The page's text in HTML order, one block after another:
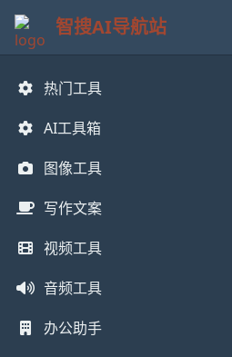
智搜AI导航站
热门工具
AI工具箱
图像工具
写作文案
视频工具
音频工具
办公助手